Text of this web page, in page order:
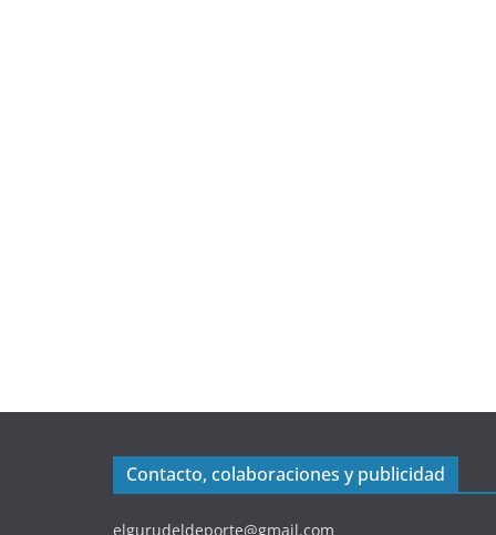
Contacto, colaboraciones y publicidad
elgurudeldeporte@gmail.com